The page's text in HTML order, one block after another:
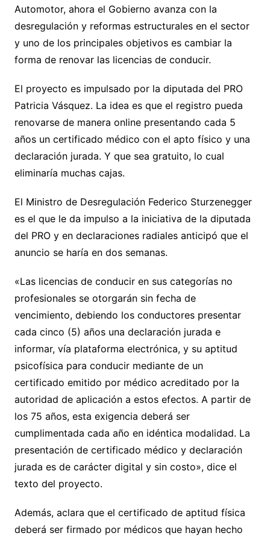
Automotor, ahora el Gobierno avanza con la
desregulación y reformas estructurales en el sector
y uno de los principales objetivos es cambiar la
forma de renovar las licencias de conducir.
El proyecto es impulsado por la diputada del PRO
Patricia Vásquez. La idea es que el registro pueda
renovarse de manera online presentando cada 5
años un certificado médico con el apto físico y una
declaración jurada. Y que sea gratuito, lo cual
eliminaría muchas cajas.
El Ministro de Desregulación Federico Sturzenegger
es el que le da impulso a la iniciativa de la diputada
del PRO y en declaraciones radiales anticipó que el
anuncio se haría en dos semanas.
«Las licencias de conducir en sus categorías no
profesionales se otorgarán sin fecha de
vencimiento, debiendo los conductores presentar
cada cinco (5) años una declaración jurada e
informar, vía plataforma electrónica, y su aptitud
psicofísica para conducir mediante de un
certificado emitido por médico acreditado por la
autoridad de aplicación a estos efectos. A partir de
los 75 años, esta exigencia deberá ser
cumplimentada cada año en idéntica modalidad. La
presentación de certificado médico y declaración
jurada es de carácter digital y sin costo», dice el
texto del proyecto.
Además, aclara que el certificado de aptitud física
deberá ser firmado por médicos que hayan hecho